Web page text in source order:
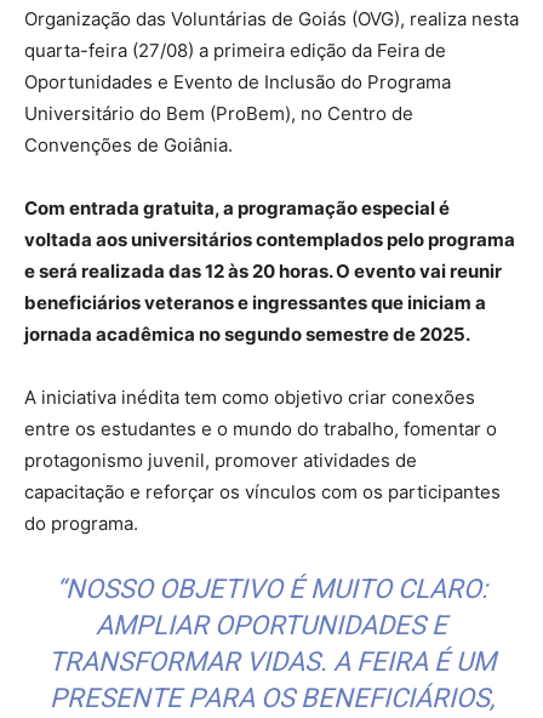
Organização das Voluntárias de Goiás (OVG), realiza nesta
quarta-feira (27/08) a primeira edição da Feira de
Oportunidades e Evento de Inclusão do Programa
Universitário do Bem (ProBem), no Centro de
Convenções de Goiânia.
Com entrada gratuita, a programação especial é
voltada aos universitários contemplados pelo programa
e será realizada das 12 às 20 horas. O evento vai reunir
beneficiários veteranos e ingressantes que iniciam a
jornada acadêmica no segundo semestre de 2025.
A iniciativa inédita tem como objetivo criar conexões
entre os estudantes e o mundo do trabalho, fomentar o
protagonismo juvenil, promover atividades de
capacitação e reforçar os vínculos com os participantes
do programa.
“NOSSO OBJETIVO É MUITO CLARO:
AMPLIAR OPORTUNIDADES E
TRANSFORMAR VIDAS. A FEIRA É UM
PRESENTE PARA OS BENEFICIÁRIOS,